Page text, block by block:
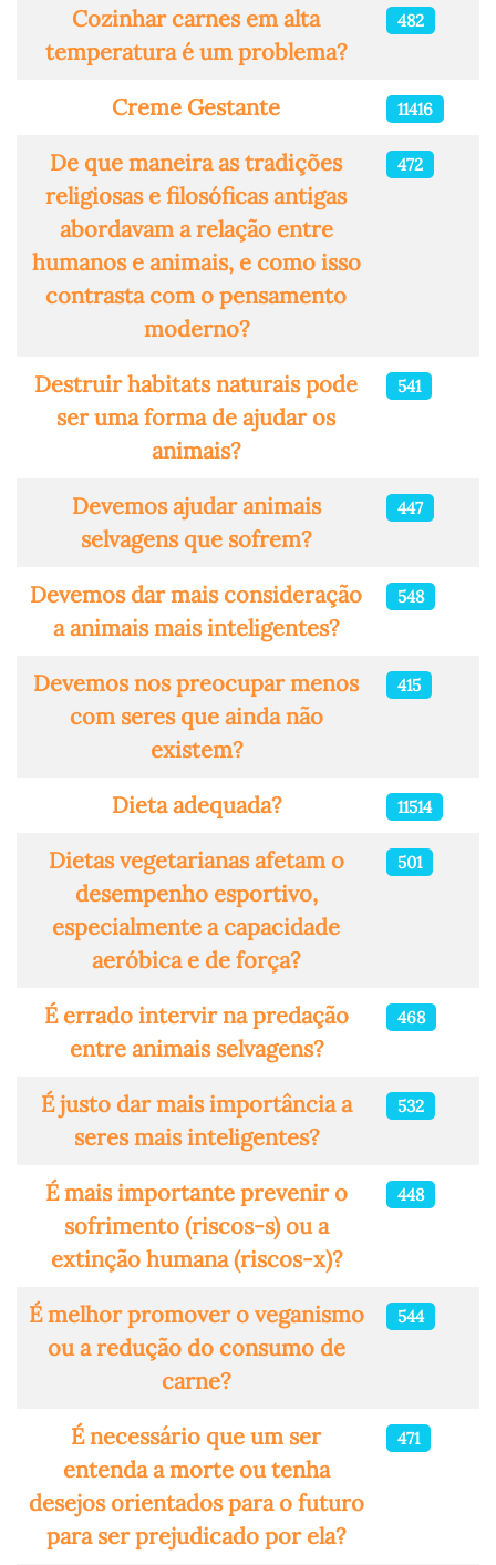
Cozinhar carnes em alta
temperatura é um problema?
482
Creme Gestante 11416
De que maneira as tradições
religiosas e filosóficas antigas
abordavam a relação entre
humanos e animais, e como isso
contrasta com o pensamento
moderno?
472
Destruir habitats naturais pode
ser uma forma de ajudar os
animais?
541
Devemos ajudar animais
selvagens que sofrem?
447
Devemos dar mais consideração
a animais mais inteligentes?
548
Devemos nos preocupar menos
com seres que ainda não
existem?
415
Dieta adequada? 11514
Dietas vegetarianas afetam o
desempenho esportivo,
especialmente a capacidade
aeróbica e de força?
501
É errado intervir na predação
entre animais selvagens?
468
É justo dar mais importância a
seres mais inteligentes?
532
É mais importante prevenir o
sofrimento (riscos-s) ou a
extinção humana (riscos-x)?
448
É melhor promover o veganismo
ou a redução do consumo de
carne?
544
É necessário que um ser
entenda a morte ou tenha
desejos orientados para o futuro
para ser prejudicado por ela?
471